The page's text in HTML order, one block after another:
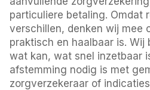
particuliere betaling. Omdat
verschillen, denken wij mee
praktisch en haalbaar is. Wij
wat kan, wat snel inzetbaar
afstemming nodig is met
zorgverzekeraar of